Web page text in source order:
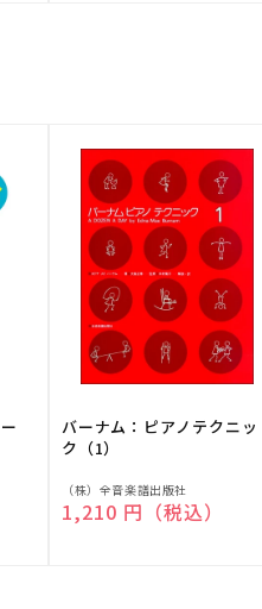
バーナム：ピアノテクニッ
ク（1）
販
売
（株）全音楽譜出版社
通常価格
1,210 円（税込）